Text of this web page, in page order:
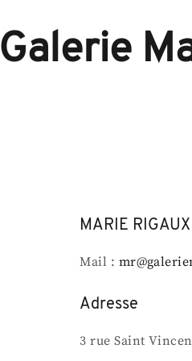
Galerie
MARIE RIGAUX
Mail :
Adresse
3 rue Saint